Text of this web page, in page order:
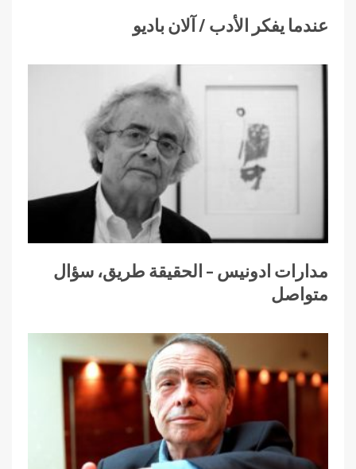
عندما يفكر الأدب / آلان باديو
مدارات ادونيس – الحقيقة طريق، سؤال
متواصل